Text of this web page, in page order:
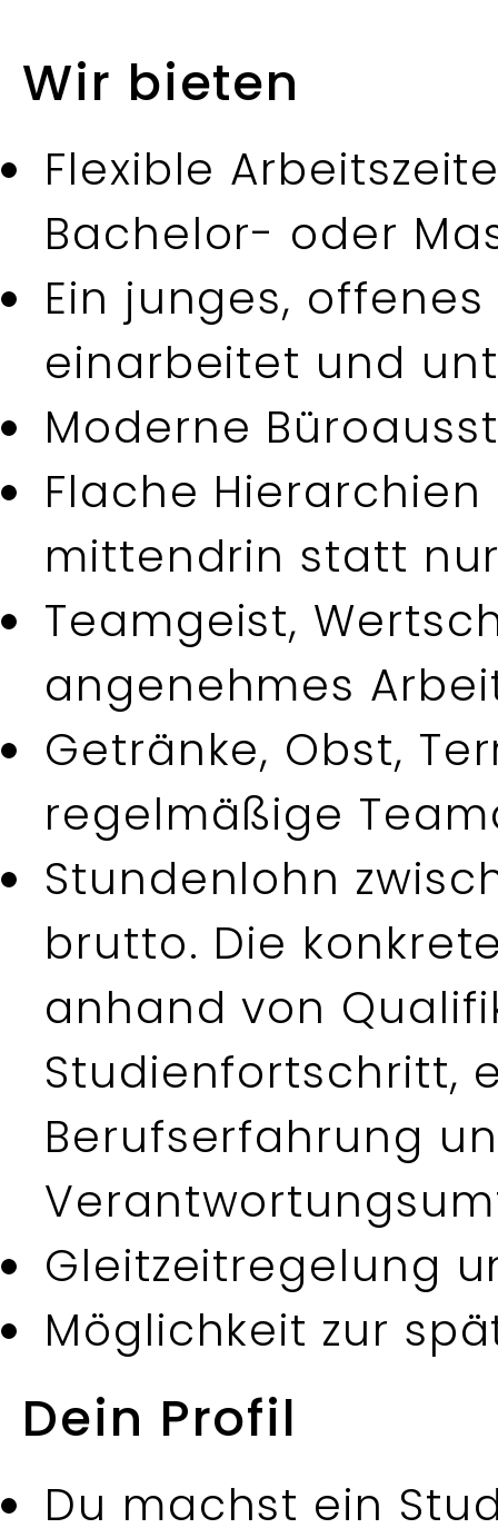
Wir bieten
Flexible
Bachelor- oder
Ein junges,
einarbeitet und
Moderne
Flache
mittendrin statt
Teamgeist,
angenehmes
Getränke, Obst,
regelmäßige
Stundenlohn
brutto. Die
anhand von
Studienfortschritt,
Berufserfahrung
Gleitzeitregelung
Möglichkeit zur
Dein Profil
Du machst ein